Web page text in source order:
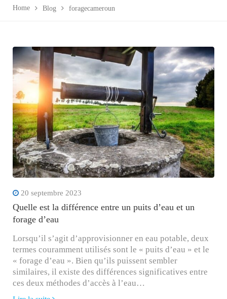
Home Blog foragecameroun
20 septembre 2023
Quelle est la différence entre un puits d’eau et un
forage d’eau
Lorsqu’il s’agit d’approvisionner en eau potable, deux
termes couramment utilisés sont le « puits d’eau » et le
« forage d’eau ». Bien qu’ils puissent sembler
similaires, il existe des différences significatives entre
ces deux méthodes d’accès à l’eau…